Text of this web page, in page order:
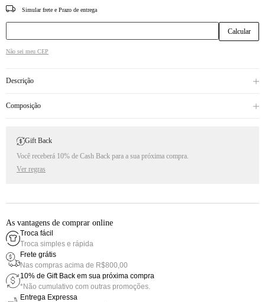
CEP
Não sei meu CEP
Descrição
Composição
Gift Back
Você receberá 10% de Cash Back para a sua próxima compra.
Ver regras
As vantagens de comprar online
Troca fácil
Troca simples e rápida
Frete grátis
Nas compras acima de R$800,00
10% de Gift Back em sua próxima compra
*Não cumulativo com outras promoções.
Entrega Expressa